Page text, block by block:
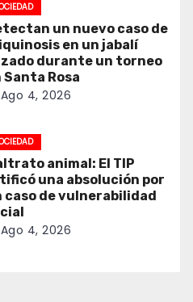
un nuevo caso de
en un jabalí
durante un torneo
Santa Rosa
Ago 4, 2026
animal: El TIP
una absolución por
caso de vulnerabilidad
Ago 4, 2026